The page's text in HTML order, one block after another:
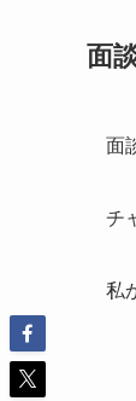
面
面
チ
私